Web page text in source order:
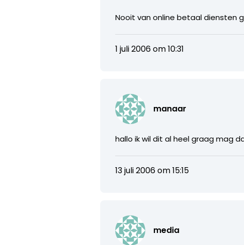
Nooit van online betaal diensten
1 juli 2006 om 10:31
manaar
hallo ik wil dit al heel graag mag
13 juli 2006 om 15:15
media